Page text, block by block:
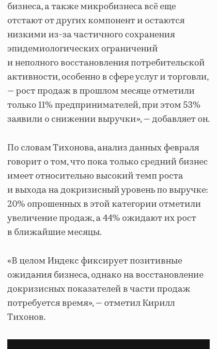
бизнеса, а также микробизнеса всё еще
отстают от других компонент и остаются
низкими из-за частичного сохранения
эпидемиологических ограничений
и неполного восстановления потребительской
активности, особенно в сфере услуг и торговли,
― рост продаж в прошлом месяце отметили
только 11% предпринимателей, при этом 53%
заявили о снижении выручки», ― добавляет он.
По словам Тихонова, анализ данных февраля
говорит о том, что пока только средний бизнес
имеет относительно высокий темп роста
и выхода на докризисный уровень по выручке:
20% опрошенных в этой категории отметили
увеличение продаж, а 44% ожидают их рост
в ближайшие месяцы.
«В целом Индекс фиксирует позитивные
ожидания бизнеса, однако на восстановление
докризисных показателей в части продаж
потребуется время», ― отметил Кирилл
Тихонов.